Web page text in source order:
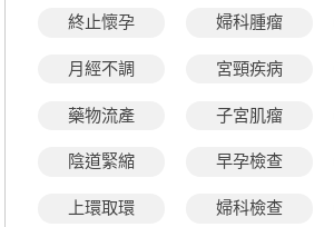
終止懷孕 婦科腫瘤
月經不調 宮頸疾病
藥物流產 子宮肌瘤
陰道緊縮 早孕檢查
上環取環 婦科檢查